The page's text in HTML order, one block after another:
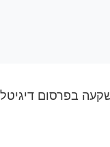
בפרסום